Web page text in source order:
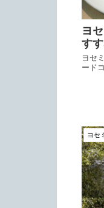
ヨ
す
ヨセ
ード
ヨセ